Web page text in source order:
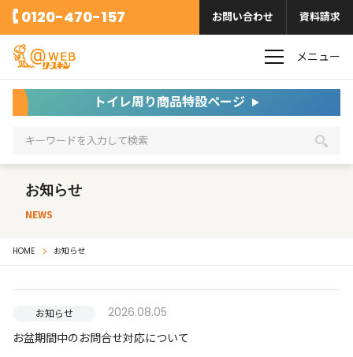
0120-470-157 お問い合わせ 資料請求
メニュー
トイレ周り商品特設ページ
お知らせ
NEWS
HOME お知らせ
お知らせ
2026.08.05
お盆期間中のお問合せ対応について